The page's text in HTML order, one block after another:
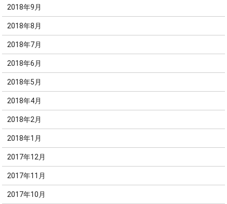
2018年9月
2018年8月
2018年7月
2018年6月
2018年5月
2018年4月
2018年2月
2018年1月
2017年12月
2017年11月
2017年10月